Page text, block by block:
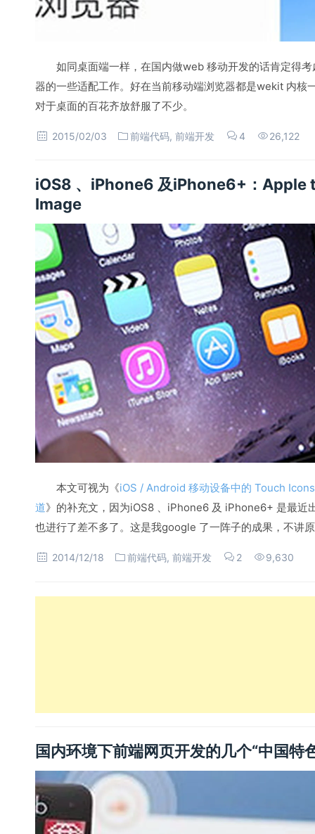
如同桌面端一样，在国内做web 移动开发的话肯定得
器的一些适配工作。好在当前移动端浏览器都是wekit 内核
对于桌面的百花齐放舒服了不少。
2015/02/03 前端代码,前端开发 4 26,122
iOS8 、iPhone6 及iPhone6+：
Image
本文可视为《iOS / Android 移动设备中的 Touch Icons
道》的补充文，因为iOS8 、iPhone6 及 iPhone6+ 是最近
也进行了差不多了。这是我google 了一阵子的成果，不讲
2014/12/18 前端代码,前端开发 2 9,630
国内环境下前端网页开发的几个“中国特